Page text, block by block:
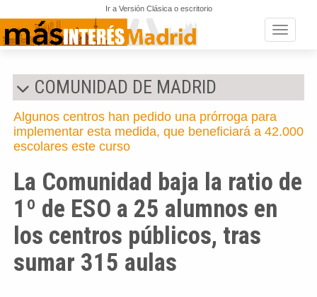
Ir a Versión Clásica o escritorio
Toggle
COMUNIDAD DE MADRID
Algunos centros han pedido una prórroga para
implementar esta medida, que beneficiará a 42.000
escolares este curso
La Comunidad baja la ratio de
1º de ESO a 25 alumnos en
los centros públicos, tras
sumar 315 aulas